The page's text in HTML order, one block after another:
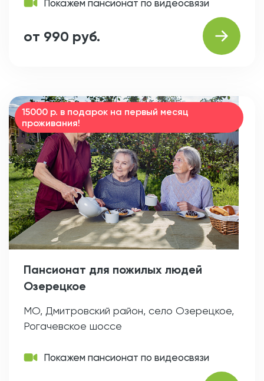
Покажем пансионат по видеосвязи
от 990 руб.
15000 р. в подарок на первый месяц
проживания!
Пансионат для пожилых людей
Озерецкое
МО, Дмитровский район, село Озерецкое,
Рогачевское шоссе
Покажем пансионат по видеосвязи